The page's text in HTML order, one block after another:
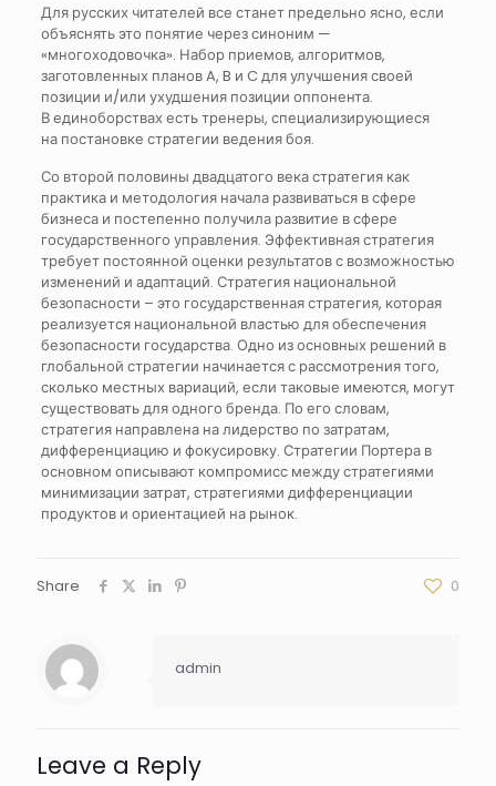
Для русских читателей все станет предельно ясно, если
объяснять это понятие через синоним —
«многоходовочка». Набор приемов, алгоритмов,
заготовленных планов A, B и C для улучшения своей
позиции и/или ухудшения позиции оппонента.
В единоборствах есть тренеры, специализирующиеся
на постановке стратегии ведения боя.
Со второй половины двадцатого века стратегия как
практика и методология начала развиваться в сфере
бизнеса и постепенно получила развитие в сфере
государственного управления. Эффективная стратегия
требует постоянной оценки результатов с возможностью
изменений и адаптаций. Стратегия национальной
безопасности – это государственная стратегия, которая
реализуется национальной властью для обеспечения
безопасности государства. Одно из основных решений в
глобальной стратегии начинается с рассмотрения того,
сколько местных вариаций, если таковые имеются, могут
существовать для одного бренда. По его словам,
стратегия направлена ​​на лидерство по затратам,
дифференциацию и фокусировку. Стратегии Портера в
основном описывают компромисс между стратегиями
минимизации затрат, стратегиями дифференциации
продуктов и ориентацией на рынок.
Share 0
admin
Leave a Reply